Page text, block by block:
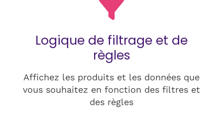
Logique de filtrage et de
règles
Affichez les produits et les données que
vous souhaitez en fonction des filtres et
des règles